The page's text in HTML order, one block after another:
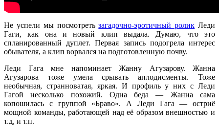
Не успели мы посмотретьзагадочно-эротичный ролик Леди
Гаги, как она и новый клип выдала. Думаю, что это
спланированный дуплет. Первая запись подогрела интерес
обывателя, а клип ворвался на подготовленную почву.
Леди Гага мне напоминает Жанну Агузарову. Жанна
Агузарова тоже умела срывать аплодисменты. Тоже
необычная, странноватая, яркая. И профиль у них с Леди
Гагой несколько похожий. Одна беда — Жанна сама
копошилась с группой «Браво». А Леди Гага — остриё
мощной команды, работающей над её образом внешностью и
т.д, и т.п.